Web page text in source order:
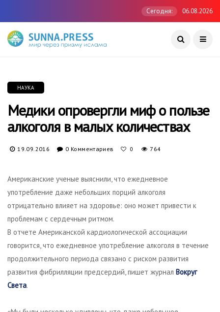
Сегодня: 06.08.2026
НАУКА
Медики опровергли миф о пользе
алкоголя в малых количествах
19.09.2016 0 Комментариев 0 764
Американские ученые выяснили, что ежедневное
употребление даже небольших порций алкоголя
отрицательно влияет на здоровье: оно может привести к
проблемам с сердечным ритмом.
В отчете Американской кардиологической ассоциации
говорится, что ежедневное употребление алкоголя в течение
продолжительного периода связано с риском развития
развития фибрилляции предсердий, пишет журнал Вокруг
Света.